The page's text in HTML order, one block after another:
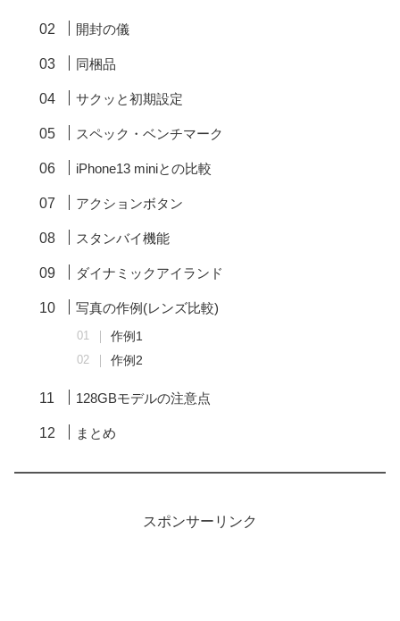
開封の儀
同梱品
サクッと初期設定
スペック・ベンチマーク
iPhone13 miniとの比較
アクションボタン
スタンバイ機能
ダイナミックアイランド
写真の作例(レンズ比較)
作例1
作例2
128GBモデルの注意点
まとめ
スポンサーリンク